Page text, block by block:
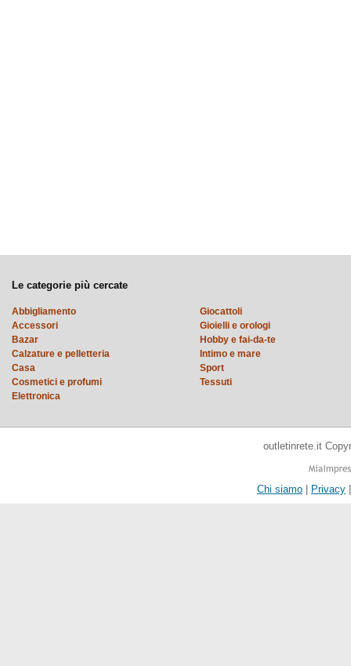
Le categorie più cercate
Abbigliamento
Accessori
Bazar
Calzature e pelletteria
Casa
Cosmetici e profumi
Elettronica
Giocattoli
Gioielli e orologi
Hobby e fai-da-te
Intimo e mare
Sport
Tessuti
outletinrete.it
Chi siamo | Privacy